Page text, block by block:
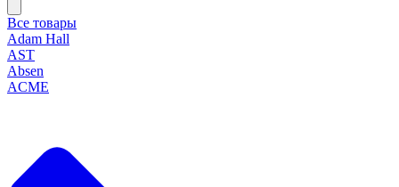
Все товары
Adam Hall
AST
Absen
ACME